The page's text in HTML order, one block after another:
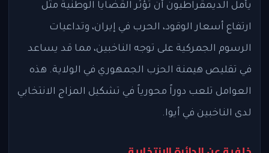
يأمل الديمقراطيون أن تؤثر القضايا الوطنية مثل
ارتفاع أسعار الوقود، الحرب في إيران، وتداعيات
الرسوم الجمركية على توجه الناخبين، مما قد يساعد
في تقليص هيمنة الحزب الجمهوري في الولاية. هذه
العوامل تلعب دوراً محورياً في تشكيل المزاج الانتخابي
لدى الناخبين في أيوا.